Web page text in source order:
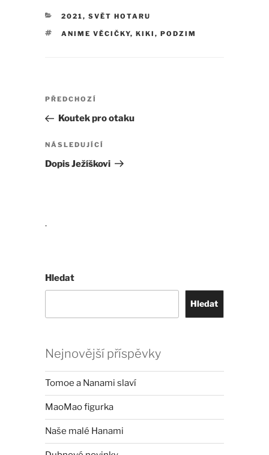
RUBRIKY
2021,SVĚT HOTARU
ŠTÍTKY
ANIME VĚCIČKY,KIKI,PODZIM
Navigace
příspěvek
Předchozí
příspěvek
PŘEDCHOZÍ
Koutek pro otaku
Následující
příspěvek
NÁSLEDUJÍCÍ
Dopis Ježíškovi
.
Hledat
Hledat
Nejnovější příspěvky
Tomoe a Nanami slaví
MaoMao figurka
Naše malé Hanami